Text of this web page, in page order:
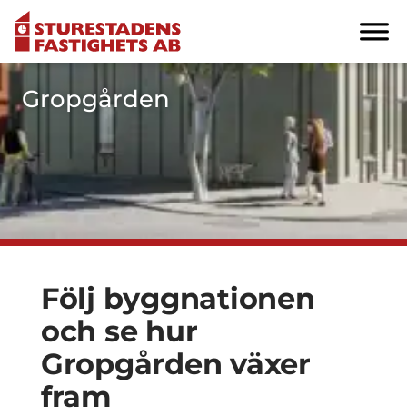
Gropgården
Följ byggnationen
och se hur
Gropgården växer
fram